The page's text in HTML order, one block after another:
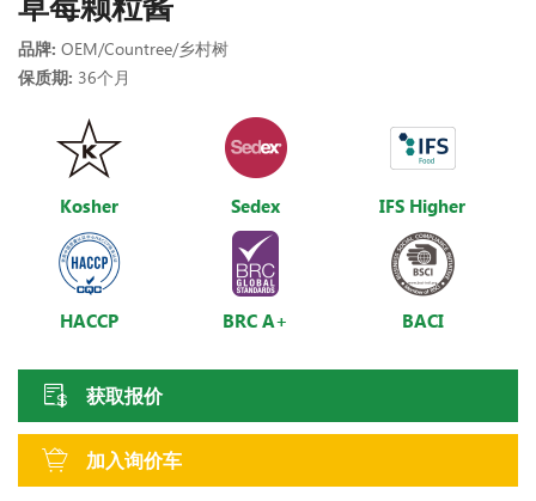
品牌: OEM/Countree/乡村树
保质期: 36个月
Kosher Sedex IFS Higher
HACCP BRC A+ BACI
获取报价
加入询价车